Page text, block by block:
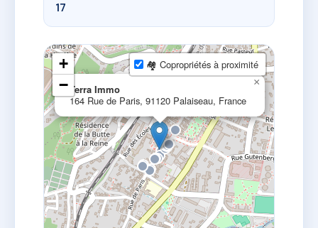
17
Terra Immo
164 Rue de Paris, 91120 Palaiseau, France
×
+
−
🏘 Copropriétés à proximité